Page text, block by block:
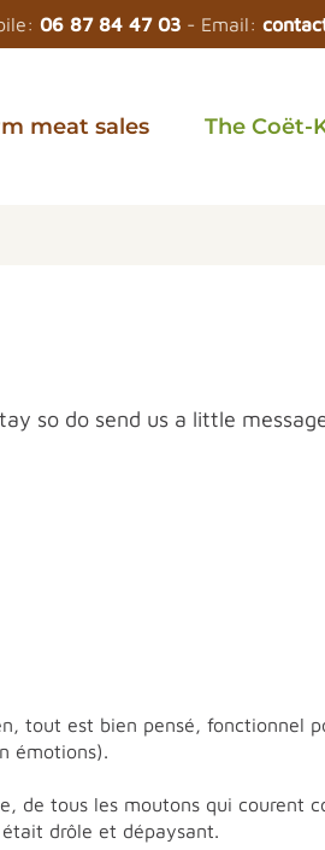
06 87 84 47 03 - Email:
meat sales The Coët-
so do send us a little
tout est bien pensé, fonctionnel
émotions).
tous les moutons qui courent
drôle et dépaysant.